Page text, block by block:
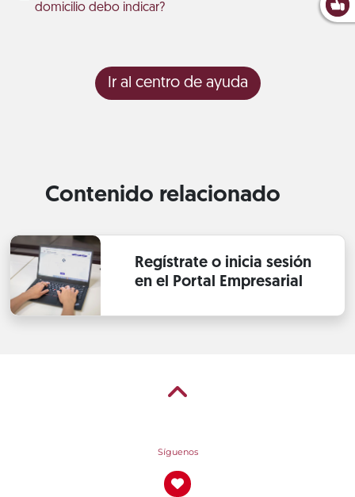
domicilio debo indicar?
Ir al centro de ayuda
Contenido relacionado
Regístrate o inicia sesión
en el Portal Empresarial
Síguenos